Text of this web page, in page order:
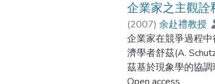
Taiwan's economic
Since the end of the
farmland to a high
search for an
latecomer
school) that
企業家之主觀詮
(2007)余赴禮教授
企業家在競爭過程
濟學者舒茲(A.
茲基於現象學的協